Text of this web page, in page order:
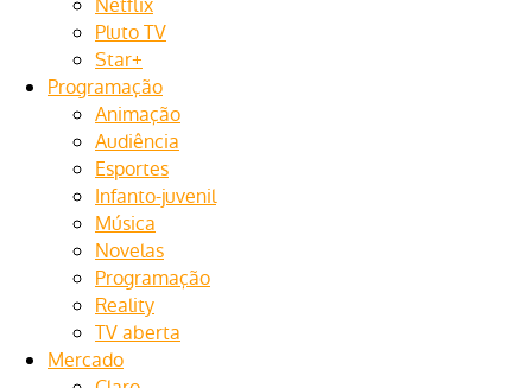
Pluto TV
Star+
Programação
Animação
Audiência
Esportes
Infanto-juvenil
Música
Novelas
Programação
Reality
TV aberta
Mercado